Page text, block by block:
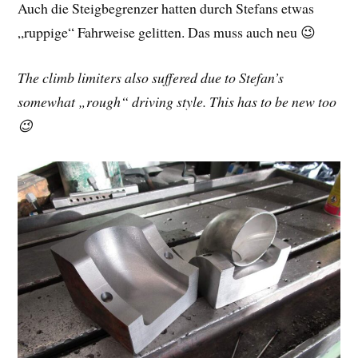
Auch die Steigbegrenzer hatten durch Stefans etwas
„ruppige“ Fahrweise gelitten. Das muss auch neu 😉
The climb limiters also suffered due to Stefan’s
somewhat „rough“ driving style. This has to be new too
😉